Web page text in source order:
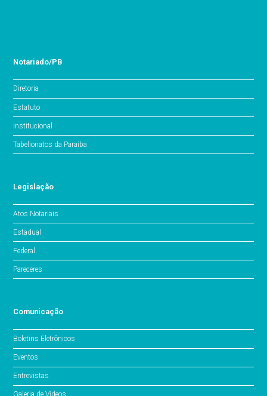
Notariado/PB
Diretoria
Estatuto
Institucional
Tabelionatos da Paraíba
Legislação
Atos Notariais
Estadual
Federal
Pareceres
Comunicação
Boletins Eletrônicos
Eventos
Entrevistas
Galeria de Vídeos